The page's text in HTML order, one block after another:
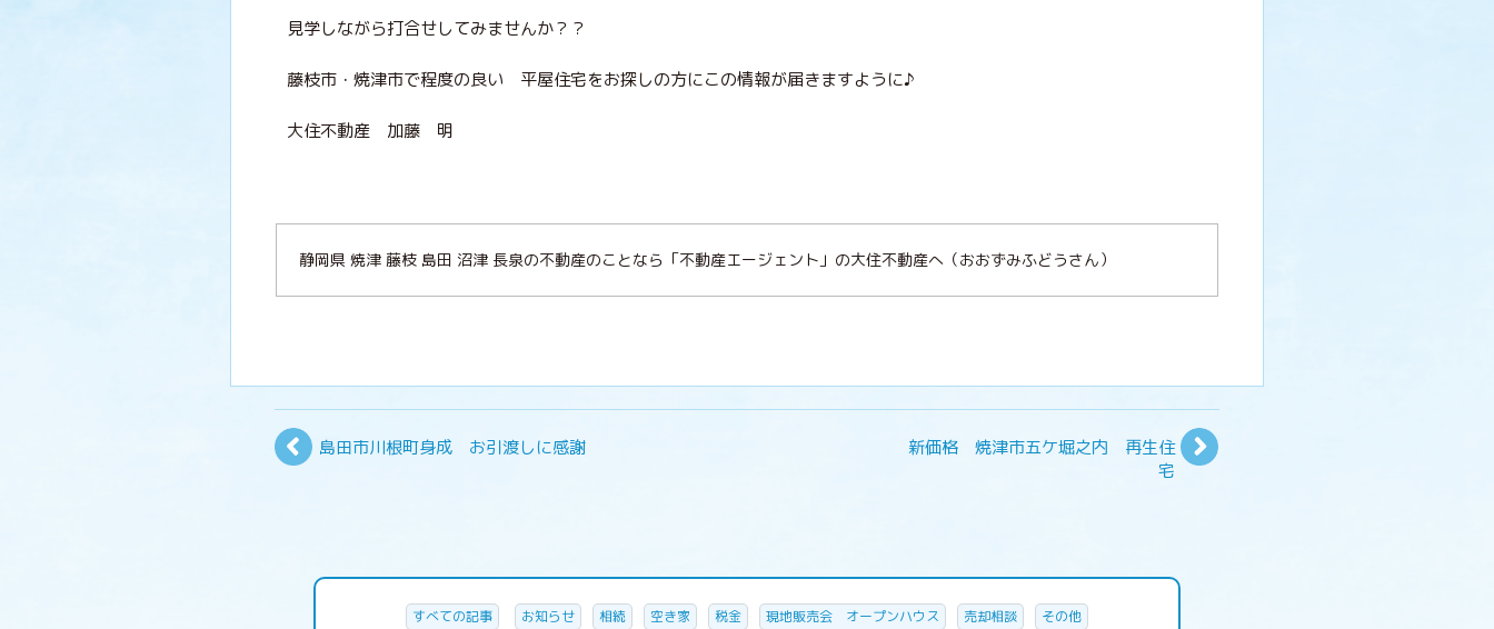
見学しながら打合せしてみませんか？？
藤枝市・焼津市で程度の良い 平屋住宅をお探しの方にこの情報が届きますように♪
大住不動産 加藤 明
静岡県 焼津 藤枝 島田 沼津 長泉の不動産のことなら「不動産エージェント」の大住不動産へ（おおずみふどうさん）
島田市川根町身成 お引渡しに感謝
新価格 焼津市五ケ堀之内 再生住
宅
すべての記事 お知らせ 相続 空き家 税金 現地販売会 オープンハウス 売却相談 その他